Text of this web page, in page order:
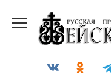
содержанию